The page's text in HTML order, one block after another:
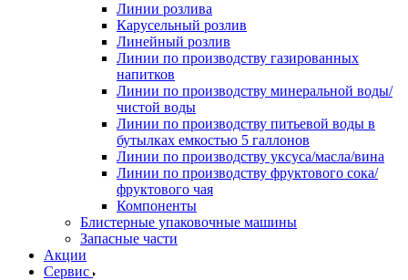
Линии розлива
Карусельный розлив
Линейный розлив
Линии по производству газированных
напитков
Линии по производству минеральной воды/
чистой воды
Линии по производству питьевой воды в
бутылках емкостью 5 галлонов
Линии по производству уксуса/масла/вина
Линии по производству фруктового сока/
фруктового чая
Компоненты
Блистерные упаковочные машины
Запасные части
Акции
Сервис